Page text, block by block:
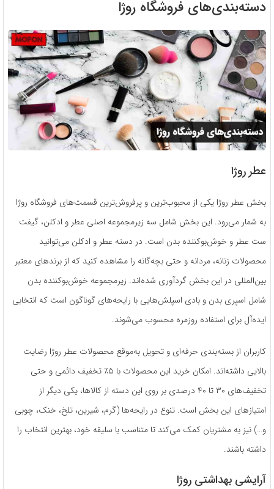
دسته‌بندی‌های فروشگاه روژا
عطر روژا
بخش عطر روژا یکی از محبوب‌ترین و پرفروش‌ترین قسمت‌های فروشگاه روژا
به شمار می‌رود. این بخش شامل سه زیرمجموعه اصلی عطر و ادکلن، گیفت
ست عطر و خوش‌بوکننده بدن است. در دسته عطر و ادکلن می‌توانید
محصولات زنانه، مردانه و حتی بچه‌گانه را مشاهده کنید که از برندهای معتبر
بین‌المللی در این بخش گردآوری شده‌اند. زیرمجموعه خوش‌بوکننده بدن
شامل اسپری بدن و بادی اسپلش‌هایی با رایحه‌های گوناگون است که انتخابی
ایده‌آل برای استفاده روزمره محسوب می‌شوند.
کاربران از بسته‌بندی حرفه‌ای و تحویل به‌موقع محصولات عطر روژا رضایت
بالایی داشته‌اند. امکان خرید این محصولات با ۵٪ تخفیف دائمی و حتی
تخفیف‌های ۳۰ تا ۴۰ درصدی بر روی این دسته از کالاها، یکی دیگر از
امتیازهای این بخش است. تنوع در رایحه‌ها (گرم، شیرین، تلخ، خنک، چوبی
و…) نیز به مشتریان کمک می‌کند تا متناسب با سلیقه خود، بهترین انتخاب را
داشته باشند.
آرایشی بهداشتی روژا